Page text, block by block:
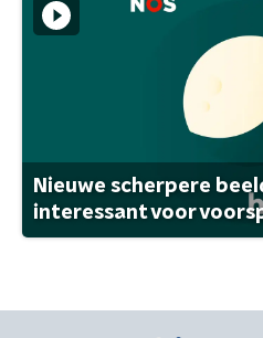
Nieuwe scherpere
interessant voor